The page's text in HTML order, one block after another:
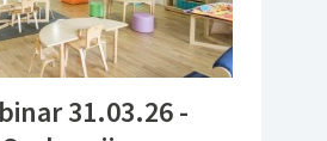
31.03.26 -